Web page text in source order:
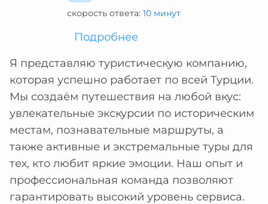
скорость ответа: 10 минут
Подробнее
Я представляю туристическую компанию,
которая успешно работает по всей Турции.
Мы создаём путешествия на любой вкус:
увлекательные экскурсии по историческим
местам, познавательные маршруты, а
также активные и экстремальные туры для
тех, кто любит яркие эмоции. Наш опыт и
профессиональная команда позволяют
гарантировать высокий уровень сервиса.